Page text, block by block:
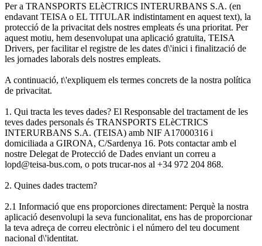
Per a TRANSPORTS ELèCTRICS INTERURBANS S.A. (en
endavant TEISA o EL TITULAR indistintament en aquest text), la
protecció de la privacitat dels nostres empleats és una prioritat. Per
aquest motiu, hem desenvolupat una aplicació gratuïta, TEISA
Drivers, per facilitar el registre de les dates d\'inici i finalització de
les jornades laborals dels nostres empleats.
A continuació, t\'expliquem els termes concrets de la nostra política
de privacitat.
1. Qui tracta les teves dades? El Responsable del tractament de les
teves dades personals és TRANSPORTS ELèCTRICS
INTERURBANS S.A. (TEISA) amb NIF A17000316 i
domiciliada a GIRONA, C/Sardenya 16. Pots contactar amb el
nostre Delegat de Protecció de Dades enviant un correu a
lopd@teisa-bus.com, o pots trucar-nos al +34 972 204 868.
2. Quines dades tractem?
2.1 Informació que ens proporciones directament: Perquè la nostra
aplicació desenvolupi la seva funcionalitat, ens has de proporcionar
la teva adreça de correu electrònic i el número del teu document
nacional d\'identitat.